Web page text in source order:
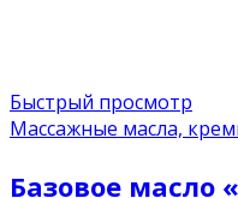
Быстрый просмотр
Массажные масла,
Базовое масло